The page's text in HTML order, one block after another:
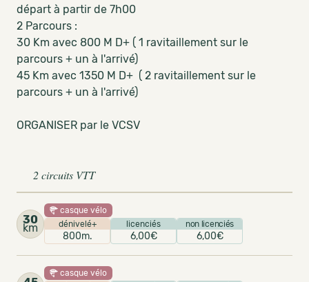
départ à partir de 7h00
2 Parcours :
30 Km avec 800 M D+ ( 1 ravitaillement sur le
parcours + un à l'arrivé)
45 Km avec 1350 M D+ ( 2 ravitaillement sur le
parcours + un à l'arrivé)
ORGANISER par le VCSV
2 circuits VTT
30
km
casque vélo
dénivelé+
800m.
licenciés
6,00€
non licenciés
6,00€
casque vélo